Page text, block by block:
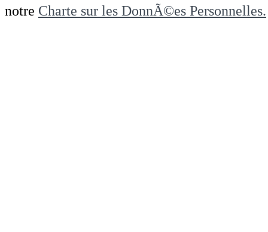
notre Charte sur les DonnÃ©es Personnelles.